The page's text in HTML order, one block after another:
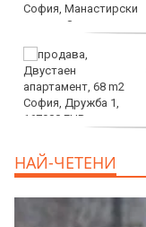
НАЙ-ЧЕТЕНИ